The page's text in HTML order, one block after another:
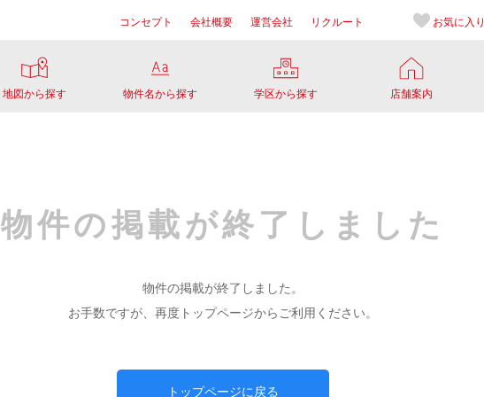
コンセプト 会社概要 運営会社 リクルート お気に入り
地図から探す 物件名から探す 学区から探す 店舗案内
物件の掲載が終了しました
物件の掲載が終了しました。
お手数ですが、再度トップページからご利用ください。
トップページに戻る